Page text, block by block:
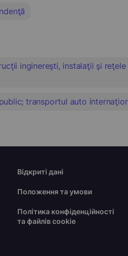
inginereşti, instalaţii şi
transportul auto
Відкриті дані
Положення та умови
Політика конфіденційності
та файлів cookie